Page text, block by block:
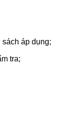
áp dụng;
tra;